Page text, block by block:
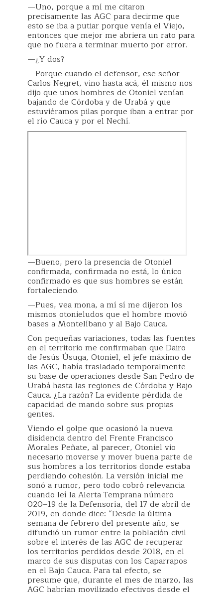
—Uno, porque a mí me citaron
precisamente las AGC para decirme que
esto se iba a putiar porque venía el Viejo,
entonces que mejor me abriera un rato para
que no fuera a terminar muerto por error.
—¿Y dos?
—Porque cuando el defensor, ese señor
Carlos Negret, vino hasta acá, él mismo nos
dijo que unos hombres de Otoniel venían
bajando de Córdoba y de Urabá y que
estuviéramos pilas porque iban a entrar por
el río Cauca y por el Nechí.
—Bueno, pero la presencia de Otoniel
confirmada, confirmada no está, lo único
confirmado es que sus hombres se están
fortaleciendo.
—Pues, vea mona, a mí sí me dijeron los
mismos otonieludos que el hombre movió
bases a Montelíbano y al Bajo Cauca.
Con pequeñas variaciones, todas las fuentes
en el territorio me confirmaban que Dairo
de Jesús Úsuga, Otoniel, el jefe máximo de
las AGC, había trasladado temporalmente
su base de operaciones desde San Pedro de
Urabá hasta las regiones de Córdoba y Bajo
Cauca. ¿La razón? La evidente pérdida de
capacidad de mando sobre sus propias
gentes.
Viendo el golpe que ocasionó la nueva
disidencia dentro del Frente Francisco
Morales Peñate, al parecer, Otoniel vio
necesario moverse y mover buena parte de
sus hombres a los territorios donde estaba
perdiendo cohesión. La versión inicial me
sonó a rumor, pero todo cobró relevancia
cuando leí la Alerta Temprana número
020–19 de la Defensoría, del 17 de abril de
2019, en donde dice: “Desde la última
semana de febrero del presente año, se
difundió un rumor entre la población civil
sobre el interés de las AGC de recuperar
los territorios perdidos desde 2018, en el
marco de sus disputas con los Caparrapos
en el Bajo Cauca. Para tal efecto, se
presume que, durante el mes de marzo, las
AGC habrían movilizado efectivos desde el